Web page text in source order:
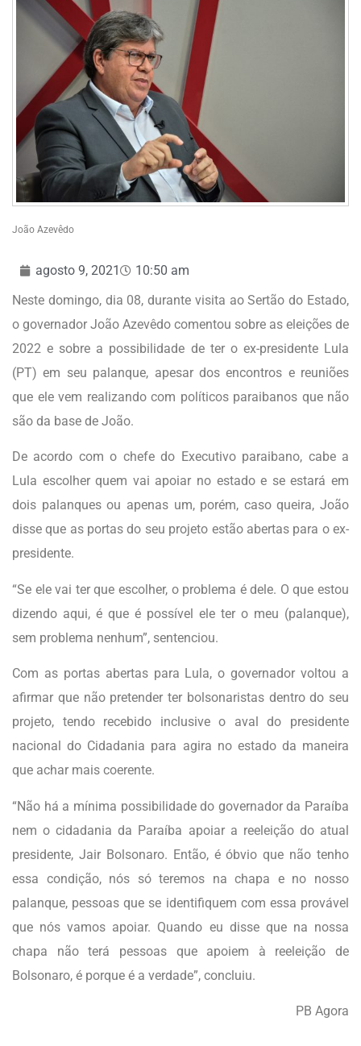
João Azevêdo
agosto 9, 2021
10:50 am
Neste domingo, dia 08, durante visita ao Sertão do Estado,
o governador João Azevêdo comentou sobre as eleições de
2022 e sobre a possibilidade de ter o ex-presidente Lula
(PT) em seu palanque, apesar dos encontros e reuniões
que ele vem realizando com políticos paraibanos que não
são da base de João.
De acordo com o chefe do Executivo paraibano, cabe a
Lula escolher quem vai apoiar no estado e se estará em
dois palanques ou apenas um, porém, caso queira, João
disse que as portas do seu projeto estão abertas para o ex-
presidente.
“Se ele vai ter que escolher, o problema é dele. O que estou
dizendo aqui, é que é possível ele ter o meu (palanque),
sem problema nenhum”, sentenciou.
Com as portas abertas para Lula, o governador voltou a
afirmar que não pretender ter bolsonaristas dentro do seu
projeto, tendo recebido inclusive o aval do presidente
nacional do Cidadania para agira no estado da maneira
que achar mais coerente.
“Não há a mínima possibilidade do governador da Paraíba
nem o cidadania da Paraíba apoiar a reeleição do atual
presidente, Jair Bolsonaro. Então, é óbvio que não tenho
essa condição, nós só teremos na chapa e no nosso
palanque, pessoas que se identifiquem com essa provável
que nós vamos apoiar. Quando eu disse que na nossa
chapa não terá pessoas que apoiem à reeleição de
Bolsonaro, é porque é a verdade”, concluiu.
PB Agora